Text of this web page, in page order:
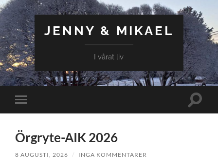
JENNY & MIKAEL
I vårat liv
Slå
på/av
Slå
Örgryte-AIK 2026
8 AUGUSTI, 2026 / INGA KOMMENTARER